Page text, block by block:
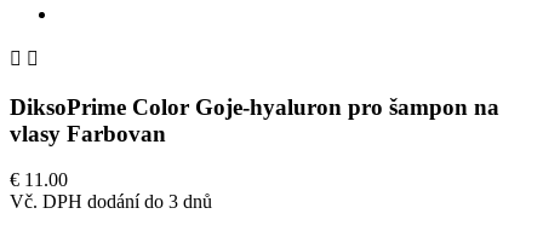
 
DiksoPrime Color Goje-hyaluron pro šampon na
vlasy Farbovan
€ 11.00
Vč. DPH dodání do 3 dnů